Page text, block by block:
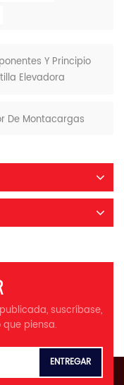
Y Principio
Elevadora
De Montacargas
suscríbase,
piensa.